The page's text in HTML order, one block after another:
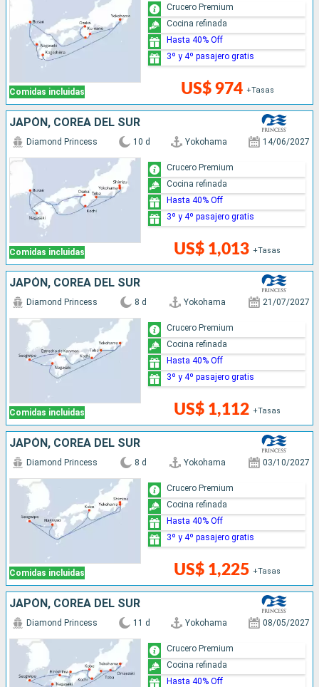
Comidas incluidas US$ 974 +Tasas
Crucero Premium
Cocina refinada
Hasta 40% Off
3º y 4º pasajero gratis
JAPÓN, COREA DEL SUR
Comidas incluidas
Diamond Princess 10 d Yokohama 14/06/2027
US$ 1,013 +Tasas
Crucero Premium
Cocina refinada
Hasta 40% Off
3º y 4º pasajero gratis
JAPÓN, COREA DEL SUR
Comidas incluidas
Diamond Princess 8 d Yokohama 21/07/2027
US$ 1,112 +Tasas
Crucero Premium
Cocina refinada
Hasta 40% Off
3º y 4º pasajero gratis
JAPÓN, COREA DEL SUR
Comidas incluidas
Diamond Princess 8 d Yokohama 03/10/2027
US$ 1,225 +Tasas
Crucero Premium
Cocina refinada
Hasta 40% Off
3º y 4º pasajero gratis
JAPÓN, COREA DEL SUR
Diamond Princess 11 d Yokohama 08/05/2027
Crucero Premium
Cocina refinada
Hasta 40% Off